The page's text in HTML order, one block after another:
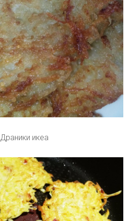
Драники икеа